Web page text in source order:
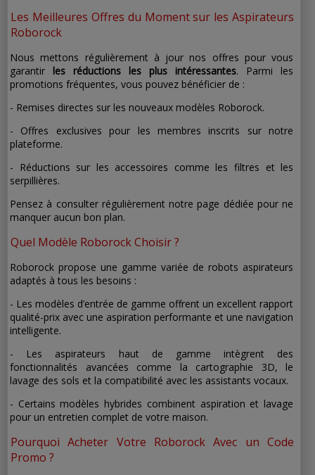
Les Meilleures Offres du Moment sur les Aspirateurs
Roborock
Nous mettons régulièrement à jour nos offres pour vous
garantir les réductions les plus intéressantes. Parmi les
promotions fréquentes, vous pouvez bénéficier de :
- Remises directes sur les nouveaux modèles Roborock.
- Offres exclusives pour les membres inscrits sur notre
plateforme.
- Réductions sur les accessoires comme les filtres et les
serpillières.
Pensez à consulter régulièrement notre page dédiée pour ne
manquer aucun bon plan.
Quel Modèle Roborock Choisir ?
Roborock propose une gamme variée de robots aspirateurs
adaptés à tous les besoins :
- Les modèles d’entrée de gamme offrent un excellent rapport
qualité-prix avec une aspiration performante et une navigation
intelligente.
- Les aspirateurs haut de gamme intègrent des
fonctionnalités avancées comme la cartographie 3D, le
lavage des sols et la compatibilité avec les assistants vocaux.
- Certains modèles hybrides combinent aspiration et lavage
pour un entretien complet de votre maison.
Pourquoi Acheter Votre Roborock Avec un Code
Promo ?